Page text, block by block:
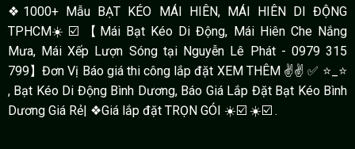
❖1000+ Mẫu BẠT KÉO MÁI HIÊN, MÁI HIÊN DI ĐỘNG
TPHCM☀️☑️ 【Mái Bạt Kéo Di Động, Mái Hiên Che Nắng
Mưa, Mái Xếp Lượn Sóng tại Nguyễn Lê Phát - 0979 315
799】Đơn Vị Báo giá thi công lắp đặt XEM THÊM ✌✌ ✅ ⭐️_⭐
, Bạt Kéo Di Động Bình Dương, Báo Giá Lắp Đặt Bạt Kéo Bình
Dương Giá Rẻ| ❖Giá lắp đặt TRỌN GÓI ☀️☑️ ☀️☑️ .